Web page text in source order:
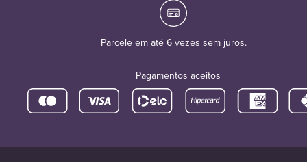
Parcele em até 6 vezes sem juros.
Pagamentos aceitos